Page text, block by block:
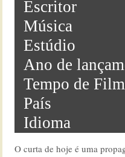
Escritor
Música
Estúdio
Ano de
Tempo de
País
Idioma
O curta de hoje é uma